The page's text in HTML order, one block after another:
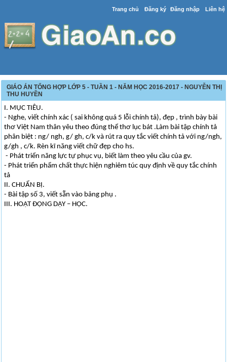
Trang chủ Đăng ký Đăng nhập Liên hệ
GIÁO ÁN TỔNG HỢP LỚP 5 - TUẦN 1 - NĂM HỌC 2016-2017 - NGUYỄN THỊ
THU HUYỀN
I. MỤC TIÊU.
- Nghe, viết chính xác ( sai không quá 5 lỗi chính tả), đẹp , trình bày bài
thơ Việt Nam thân yêu theo đúng thể thơ lục bát .Làm bài tập chính tả
phân biệt : ng/ ngh, g/ gh, c/k và rút ra quy tắc viết chính tả với ng/ngh,
g/gh , c/k. Rèn kĩ năng viết chữ đẹp cho hs.
- Phát triển năng lực tự phục vụ, biết làm theo yêu cầu của gv.
- Phát triển phẩm chất thực hiện nghiêm túc quy định về quy tắc chính
tả
II. CHUẨN BỊ.
- Bài tập số 3, viết sẵn vào bảng phụ .
III. HOẠT ĐỘNG DẠY – HỌC.